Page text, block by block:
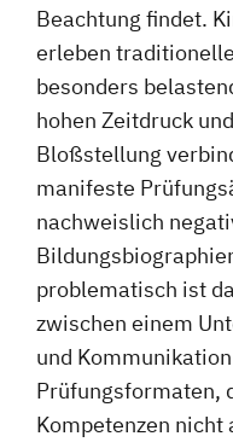
Beachtung findet.
erleben
besonders
hohen Zeitdruck
Bloßstellung
manifeste
nachweislich
problematisch ist
zwischen einem
und
Prüfungsformaten,
Kompetenzen nicht